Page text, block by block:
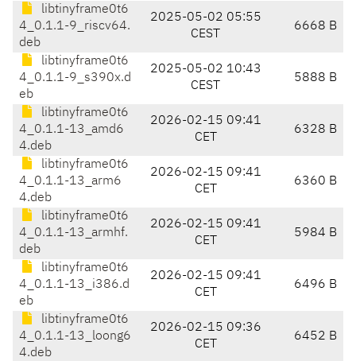
libtinyframe0t6
4_0.1.1-9_riscv64.
deb
2025-05-02 05:55
CEST
6668 B
libtinyframe0t6
4_0.1.1-9_s390x.d
eb
2025-05-02 10:43
CEST
5888 B
libtinyframe0t6
4_0.1.1-13_amd6
4.deb
2026-02-15 09:41
CET
6328 B
libtinyframe0t6
4_0.1.1-13_arm6
4.deb
2026-02-15 09:41
CET
6360 B
libtinyframe0t6
4_0.1.1-13_armhf.
deb
2026-02-15 09:41
CET
5984 B
libtinyframe0t6
4_0.1.1-13_i386.d
eb
2026-02-15 09:41
CET
6496 B
libtinyframe0t6
4_0.1.1-13_loong6
4.deb
2026-02-15 09:36
CET
6452 B